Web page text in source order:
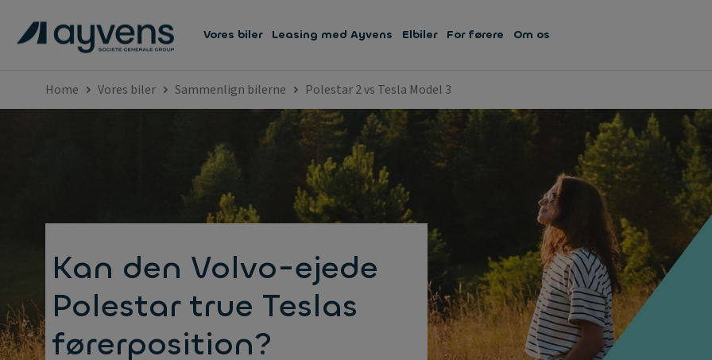
Vores biler Leasing med Ayvens Elbiler For førere Om os
Home Vores biler Sammenlign bilerne Polestar 2 vs Tesla Model 3
Kan den Volvo-ejede
Polestar true Teslas
førerposition?